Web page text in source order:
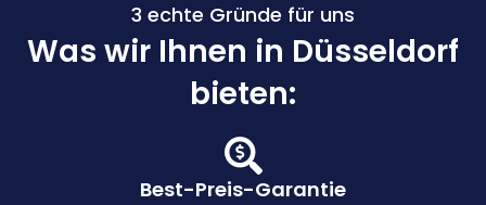
3 echte Gründe für uns
Was wir Ihnen in Düsseldorf
bieten:
Best-Preis-Garantie